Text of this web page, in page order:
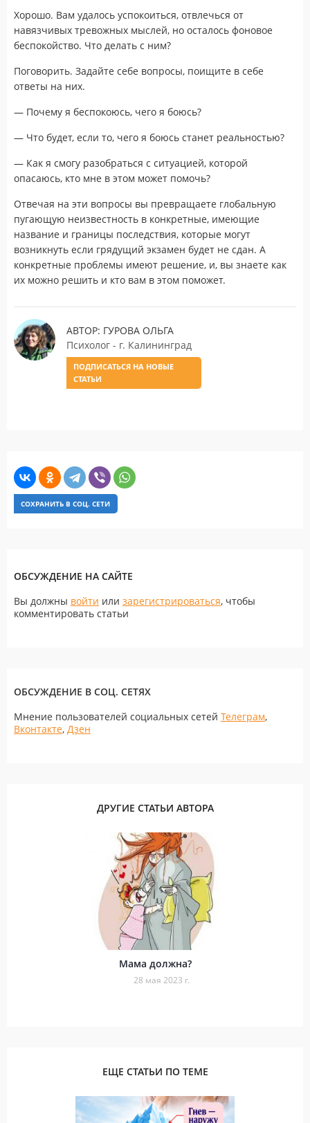
Хорошо. Вам удалось успокоиться, отвлечься от
навязчивых тревожных мыслей, но осталось фоновое
беспокойство. Что делать с ним?
Поговорить. Задайте себе вопросы, поищите в себе
ответы на них.
— Почему я беспокоюсь, чего я боюсь?
— Что будет, если то, чего я боюсь станет реальностью?
— Как я смогу разобраться с ситуацией, которой
опасаюсь, кто мне в этом может помочь?
Отвечая на эти вопросы вы превращаете глобальную
пугающую неизвестность в конкретные, имеющие
название и границы последствия, которые могут
возникнуть если грядущий экзамен будет не сдан. А
конкретные проблемы имеют решение, и, вы знаете как
их можно решить и кто вам в этом поможет.
АВТОР: ГУРОВА ОЛЬГА
Психолог - г. Калининград
ПОДПИСАТЬСЯ НА НОВЫЕ
СТАТЬИ
СОХРАНИТЬ В СОЦ. СЕТИ
ОБСУЖДЕНИЕ НА САЙТЕ
Вы должны войти или зарегистрироваться, чтобы
комментировать статьи
ОБСУЖДЕНИЕ В СОЦ. СЕТЯХ
Мнение пользователей социальных сетей Телеграм,
Вконтакте, Дзен
ДРУГИЕ СТАТЬИ АВТОРА
Мама должна?
28 мая 2023 г.
ЕЩЕ СТАТЬИ ПО ТЕМЕ